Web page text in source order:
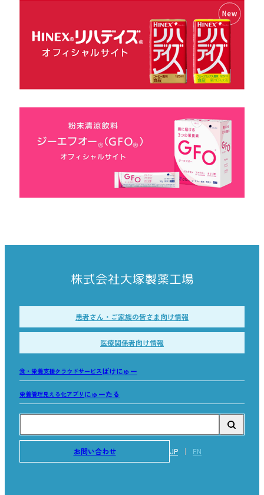
患者さん・ご家族の皆さま向け情報
医療関係者向け情報
食・栄養支援クラウドサービスぽけにゅー
栄養管理見える化アプリ にゅーたる
お問い合わせ JP EN